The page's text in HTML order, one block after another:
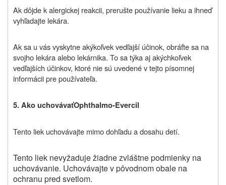
Ak dôjde k alergickej reakcii, prerušte používanie lieku a ihneď
vyhľadajte lekára.
Ak sa u vás vyskytne akýkoľvek vedľajší účinok, obráťte sa na
svojho lekára alebo lekárnika. To sa týka aj akýchkoľvek
vedľajších účinkov, ktoré nie sú uvedené v tejto písomnej
informácii pre používateľa.
5. Ako uchovávaťOphthalmo-Evercil
Tento liek uchovávajte mimo dohľadu a dosahu detí.
Tento liek nevyžaduje žiadne zvláštne podmienky na
uchovávanie. Uchovávajte v pôvodnom obale na
ochranu pred svetlom.